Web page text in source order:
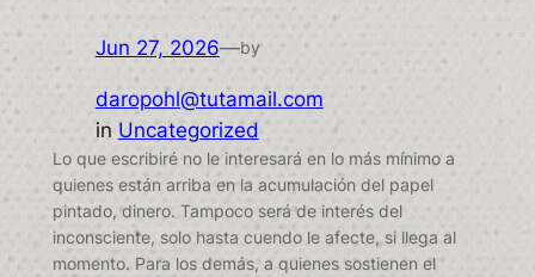
Jun 27, 2026—by
daropohl@tutamail.com
in Uncategorized
Lo que escribiré no le interesará en lo más mínimo a
quienes están arriba en la acumulación del papel
pintado, dinero. Tampoco será de interés del
inconsciente, solo hasta cuendo le afecte, si llega al
momento. Para los demás, a quienes sostienen el